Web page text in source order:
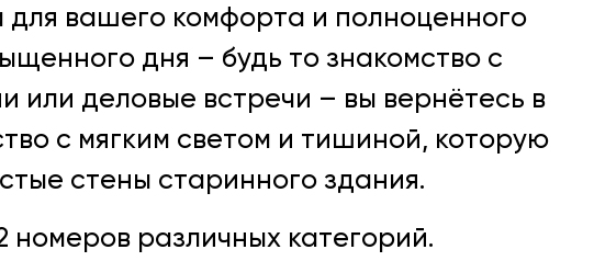
вашего комфорта и полноценного
дня – будь то знакомство с
или деловые встречи – вы вернётесь в
с мягким светом и тишиной, которую
стены старинного здания.
номеров различных категорий.